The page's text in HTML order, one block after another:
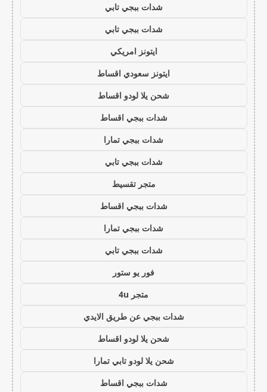
شدات ببجي تابي
شدات ببجي تابي
ايتونز امريكي
ايتونز سعودي اقساط
شحن يلا لودو اقساط
شدات ببجي اقساط
شدات ببجي تمارا
شدات ببجي تابي
متجر تقسيط
شدات ببجي اقساط
شدات ببجي تمارا
شدات ببجي تابي
فور يو ستور
متجر 4u
شدات ببجي عن طريق الايدي
شحن يلا لودو اقساط
شحن يلا لودو تابي تمارا
شدات ببجي اقساط